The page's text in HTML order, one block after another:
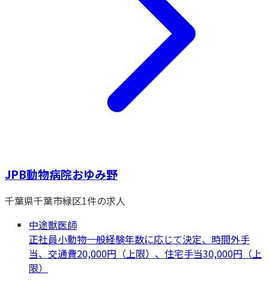
JPB動物病院おゆみ野
千葉県千葉市緑区1件の求人
中途獣医師
正社員小動物一般経験年数に応じて決定、時間外手
当、交通費20,000円（上限）、住宅手当30,000円（上
限）